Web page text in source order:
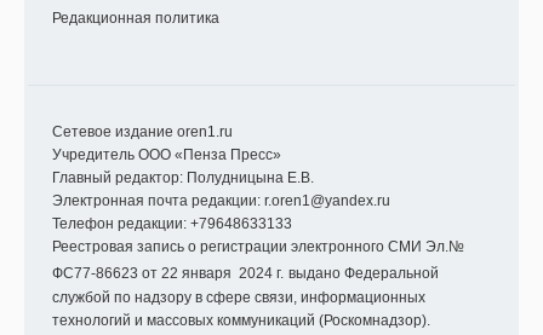
Редакционная политика
Сетевое издание oren1.ru
Учредитель ООО « Пенза Пресс»
Главный редактор: Полудницына Е.В.
Электронная почта редакции: r.oren1@yandex.ru
Телефон редакции: +79648633133
Реестровая запись о регистрации электронного СМИ Эл.№
ФС77-86623 от 22 января 2024 г. выдано Федеральной
службой по надзору в сфере связи, информационных
технологий и массовых коммуникаций (Роскомнадзор).